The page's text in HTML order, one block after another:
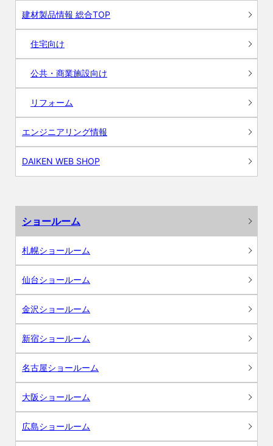
建材製品情報 総合TOP
住宅向け
公共・商業施設向け
リフォーム
エンジニアリング情報
DAIKEN WEB SHOP
ショールーム
札幌ショールーム
仙台ショールーム
金沢ショールーム
新宿ショールーム
名古屋ショールーム
大阪ショールーム
広島ショールーム